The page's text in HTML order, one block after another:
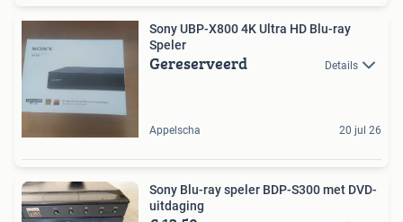
Sony UBP-X800 4K Ultra HD Blu-ray
Speler
Gereserveerd Details
Appelscha 20 jul 26
Sony Blu-ray speler BDP-S300 met DVD-
uitdaging